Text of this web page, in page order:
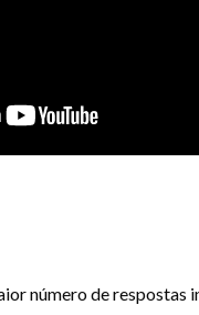
número de respostas